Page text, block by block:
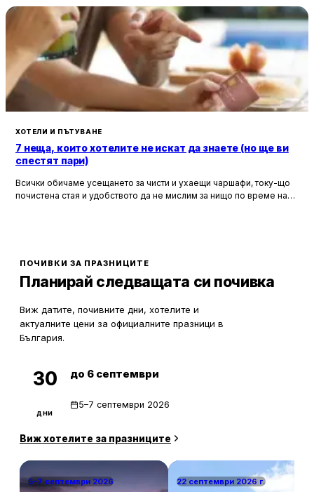
ХОТЕЛИ И ПЪТУВАНЕ
7 неща, които хотелите не искат да знаете (но ще ви
спестят пари)
Всички обичаме усещането за чисти и ухаещи чаршафи, току-що
почистена стая и удобството да не мислим за нищо по време на
ПОЧИВКИ ЗА ПРАЗНИЦИТЕ
Планирай следващата си почивка
Виж датите, почивните дни, хотелите и
актуалните цени за официалните празници в
България.
30
дни
до 6 септември
5–7 септември 2026
Виж хотелите за празниците
5–7 септември 2026 22 септември 2026 г.